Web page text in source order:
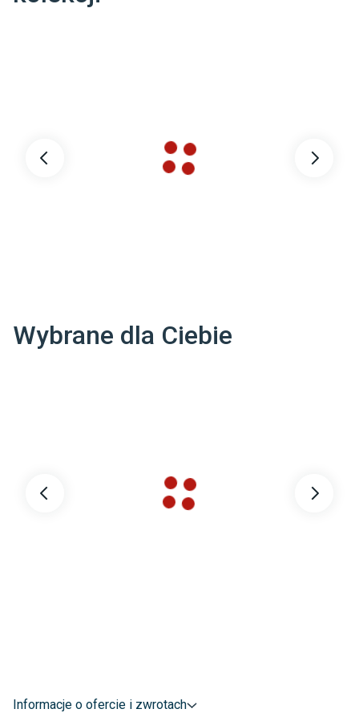
Wybrane dla Ciebie
Informacje o ofercie i zwrotach